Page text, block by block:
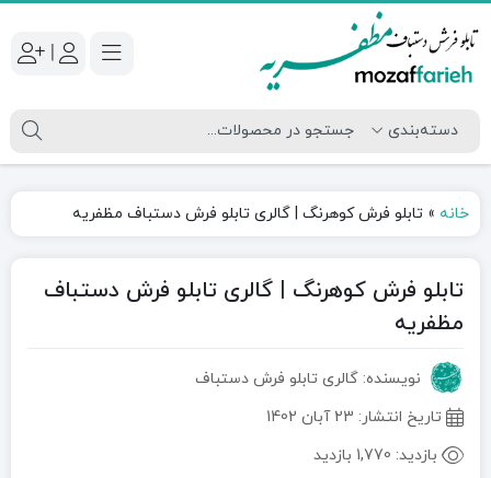
|
خانه » تابلو فرش کوهرنگ | گالری تابلو فرش دستباف مظفریه
تابلو فرش کوهرنگ | گالری تابلو فرش دستباف
مظفریه
نویسنده: گالری تابلو فرش دستباف
تاریخ انتشار: 23 آبان 1402
بازدید: 1,770 بازدید